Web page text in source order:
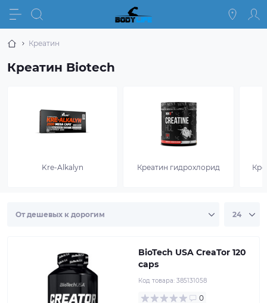
Креатин
Креатин Biotech
Kre-Alkalyn Креатин гидрохлорид
BioTech USA CreaTor 120
caps
Код товара: 385131058
0